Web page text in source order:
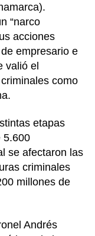
“narco
acciones
empresario e
valió el
como
etapas
5.600
se afectaron las
criminales
millones de
Andrés